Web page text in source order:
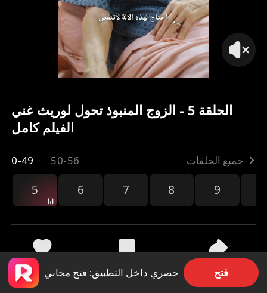
أحتاج لهذه الآلة لأتنفس
الحلقة 5 - الزوج المنبوذ تحول لوريث غني
الفيلم كامل
0-49 50-56 جميع الحلقات
5 6 7 8 9
899 10.4k مشاركة حصري داخل التطبيق: فتح مجاني فتح